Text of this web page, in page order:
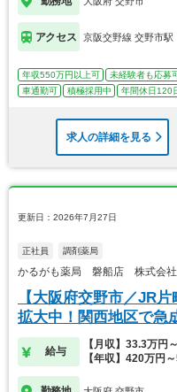
アクセス 京阪交野線 交野市駅
年収550万円以上可 未経験者も応募
車通勤可
積極採用中 年間休日120
求人の詳細を見る
更新日：2026年7月27日
正社員 調剤薬局
かるがも薬局 磐船店 株式会社
【大阪府交野市／JR
拡大中！関西地区で急
給与
【月収】33.3万円
【年収】420万円